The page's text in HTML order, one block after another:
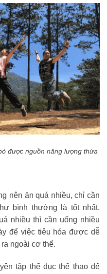
được nguồn năng lượng thừa
nên ăn quá nhiều, chỉ cần
bình thường là tốt nhất.
nhiều thì cần uống nhiều
để việc tiêu hóa được dễ
ngoài cơ thể.
tập thể dục thể thao để